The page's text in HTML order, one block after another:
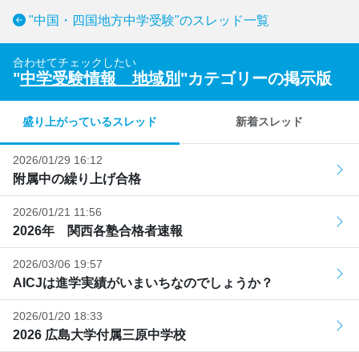
"中国・四国地方中学受験"のスレッド一覧
合わせてチェックしたい
"中学受験情報 地域別 "カテゴリーの掲示版
盛り上がっているスレッド 新着スレッド
2026/01/29 16:12
附属中の繰り上げ合格
2026/01/21 11:56
2026年 関西各塾合格者速報
2026/03/06 19:57
AICJは進学実績がいまいちなのでしょうか？
2026/01/20 18:33
2026 広島大学付属三原中学校